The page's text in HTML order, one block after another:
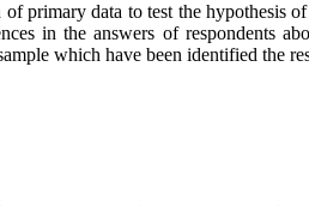
primary data to test the hypothesis
in the answers of respondents
which have been identified the